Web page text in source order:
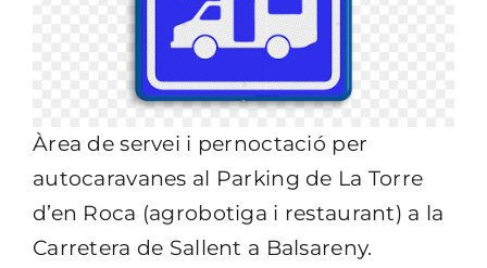
Àrea de servei i pernoctació per
autocaravanes al Parking de La Torre
d’en Roca (agrobotiga i restaurant) a la
Carretera de Sallent a Balsareny.